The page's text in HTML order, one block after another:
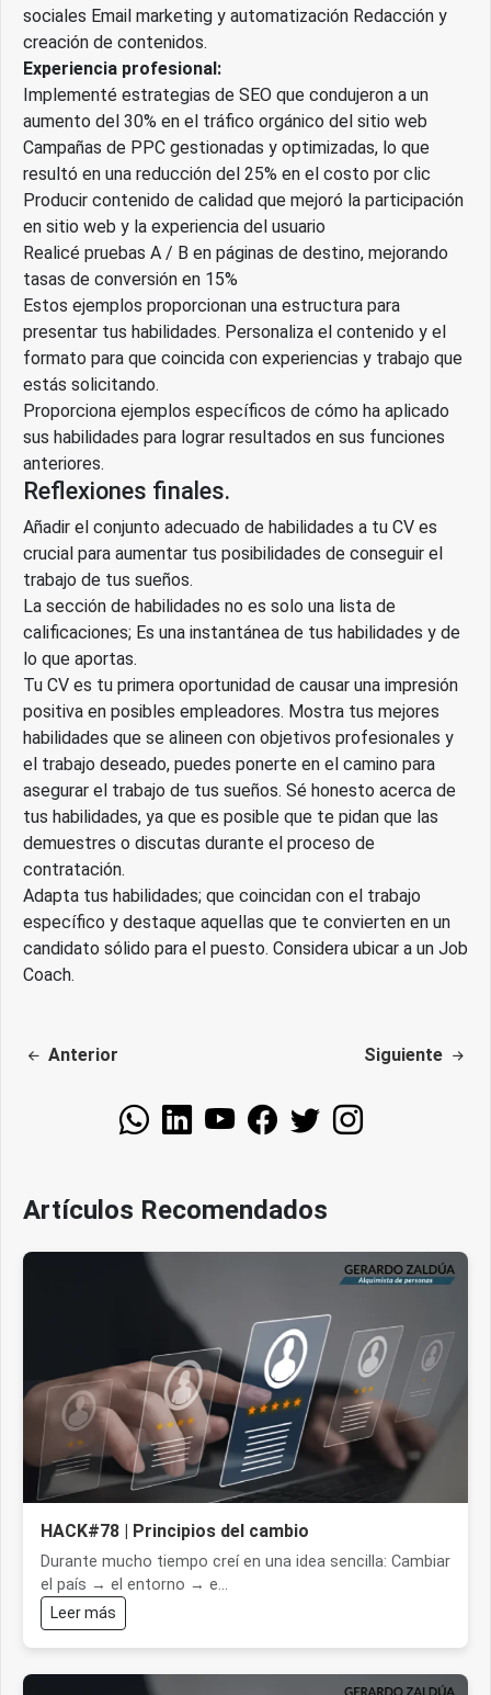
sociales Email marketing y automatización Redacción y
creación de contenidos.
Experiencia profesional:
Implementé estrategias de SEO que condujeron a un
aumento del 30% en el tráfico orgánico del sitio web
Campañas de PPC gestionadas y optimizadas, lo que
resultó en una reducción del 25% en el costo por clic
Producir contenido de calidad que mejoró la participación
en sitio web y la experiencia del usuario
Realicé pruebas A / B en páginas de destino, mejorando
tasas de conversión en 15%
Estos ejemplos proporcionan una estructura para
presentar tus habilidades. Personaliza el contenido y el
formato para que coincida con experiencias y trabajo que
estás solicitando.
Proporciona ejemplos específicos de cómo ha aplicado
sus habilidades para lograr resultados en sus funciones
anteriores.
Reflexiones finales.
Añadir el conjunto adecuado de habilidades a tu CV es
crucial para aumentar tus posibilidades de conseguir el
trabajo de tus sueños.
La sección de habilidades no es solo una lista de
calificaciones; Es una instantánea de tus habilidades y de
lo que aportas.
Tu CV es tu primera oportunidad de causar una impresión
positiva en posibles empleadores. Mostra tus mejores
habilidades que se alineen con objetivos profesionales y
el trabajo deseado, puedes ponerte en el camino para
asegurar el trabajo de tus sueños. Sé honesto acerca de
tus habilidades, ya que es posible que te pidan que las
demuestres o discutas durante el proceso de
contratación.
Adapta tus habilidades; que coincidan con el trabajo
específico y destaque aquellas que te convierten en un
candidato sólido para el puesto. Considera ubicar a un Job
Coach.
Anterior Siguiente
Artículos Recomendados
HACK#78 | Principios del cambio
Durante mucho tiempo creí en una idea sencilla: Cambiar
el país → el entorno → e...
Leer más